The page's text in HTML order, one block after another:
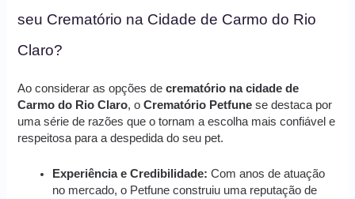
seu Crematório na Cidade de Carmo do Rio
Claro?
Ao considerar as opções decrematório na cidade de
Carmo do Rio Claro, oCrematório Petfune se destaca por
uma série de razões que o tornam a escolha mais confiável e
respeitosa para a despedida do seu pet.
Experiência e Credibilidade: Com anos de atuação
no mercado, o Petfune construiu uma reputação de